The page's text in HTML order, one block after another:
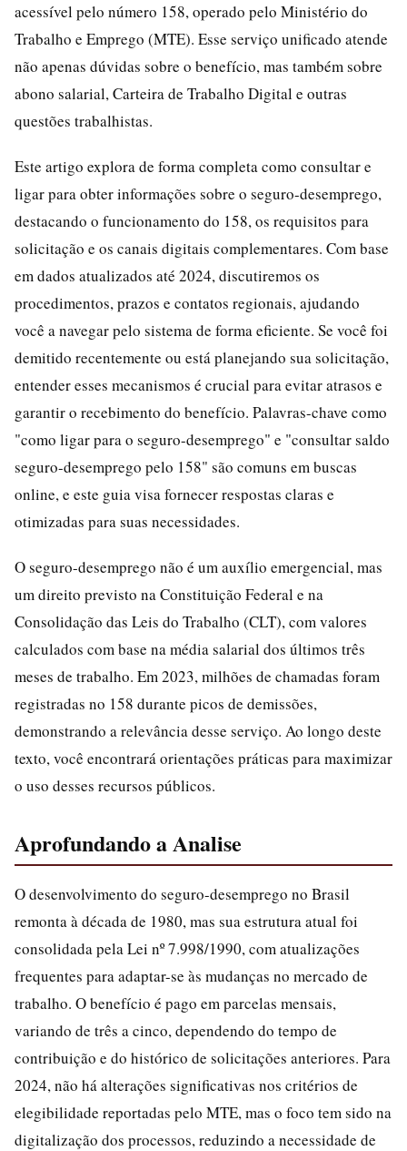
acessível pelo número 158, operado pelo Ministério do
Trabalho e Emprego (MTE). Esse serviço unificado atende
não apenas dúvidas sobre o benefício, mas também sobre
abono salarial, Carteira de Trabalho Digital e outras
questões trabalhistas.
Este artigo explora de forma completa como consultar e
ligar para obter informações sobre o seguro-desemprego,
destacando o funcionamento do 158, os requisitos para
solicitação e os canais digitais complementares. Com base
em dados atualizados até 2024, discutiremos os
procedimentos, prazos e contatos regionais, ajudando
você a navegar pelo sistema de forma eficiente. Se você foi
demitido recentemente ou está planejando sua solicitação,
entender esses mecanismos é crucial para evitar atrasos e
garantir o recebimento do benefício. Palavras-chave como
"como ligar para o seguro-desemprego" e "consultar saldo
seguro-desemprego pelo 158" são comuns em buscas
online, e este guia visa fornecer respostas claras e
otimizadas para suas necessidades.
O seguro-desemprego não é um auxílio emergencial, mas
um direito previsto na Constituição Federal e na
Consolidação das Leis do Trabalho (CLT), com valores
calculados com base na média salarial dos últimos três
meses de trabalho. Em 2023, milhões de chamadas foram
registradas no 158 durante picos de demissões,
demonstrando a relevância desse serviço. Ao longo deste
texto, você encontrará orientações práticas para maximizar
o uso desses recursos públicos.
Aprofundando a Analise
O desenvolvimento do seguro-desemprego no Brasil
remonta à década de 1980, mas sua estrutura atual foi
consolidada pela Lei nº 7.998/1990, com atualizações
frequentes para adaptar-se às mudanças no mercado de
trabalho. O benefício é pago em parcelas mensais,
variando de três a cinco, dependendo do tempo de
contribuição e do histórico de solicitações anteriores. Para
2024, não há alterações significativas nos critérios de
elegibilidade reportadas pelo MTE, mas o foco tem sido na
digitalização dos processos, reduzindo a necessidade de